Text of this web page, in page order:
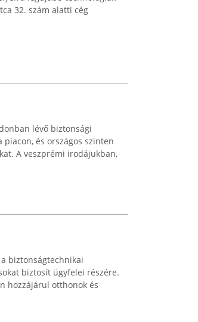
32. szám alatti cég
lévő biztonsági
és országos szinten
A veszprémi irodájukban,
biztonságtechnikai
biztosít ügyfelei részére.
hozzájárul otthonok és